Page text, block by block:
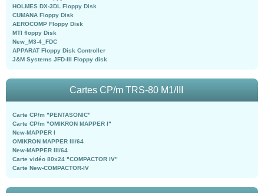
HOLMES DX-3DL Floppy Disk
CUMANA Floppy Disk
AEROCOMP Floppy Disk
MTI floppy Disk
New_M3-4_FDC
APPARAT Floppy Disk Controller
J&M Systems JFD-III Floppy disk
Cartes CP/m TRS-80 M1/III
Carte CP/m "PENTASONIC"
Carte CP/m "OMIKRON MAPPER I"
New-MAPPER I
OMIKRON MAPPER III/64
New-MAPPER III/64
Carte vidéo 80x24 "COMPACTOR IV"
Carte New-COMPACTOR-IV